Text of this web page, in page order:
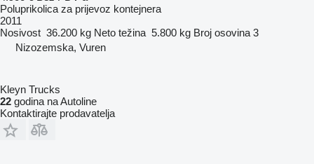
Poluprikolica za prijevoz kontejnera
2011
Nosivost 36.200 kg Neto težina 5.800 kg Broj osovina 3
Nizozemska, Vuren
Kleyn Trucks
22 godina na Autoline
Kontaktirajte prodavatelja